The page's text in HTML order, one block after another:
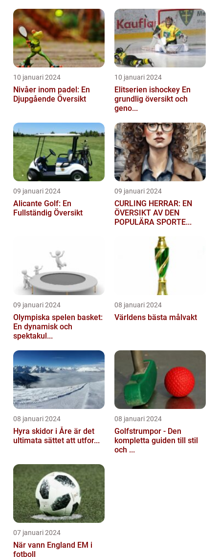
10 januari 2024
Nivåer inom padel: En
Djupgående Översikt
10 januari 2024
Elitserien ishockey En
grundlig översikt och
geno...
09 januari 2024
Alicante Golf: En
Fullständig Översikt
09 januari 2024
CURLING HERRAR: EN
ÖVERSIKT AV DEN
POPULÄRA SPORTE...
09 januari 2024
Olympiska spelen basket:
En dynamisk och
spektakul...
08 januari 2024
Världens bästa målvakt
08 januari 2024
Hyra skidor i Åre är det
ultimata sättet att utfor...
08 januari 2024
Golfstrumpor - Den
kompletta guiden till stil
och ...
07 januari 2024
När vann England EM i
fotboll